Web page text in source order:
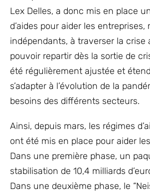
Lex Delles, a donc mis en place
d’aides pour aider les entreprises,
indépendants, à traverser la crise
pouvoir repartir dès la sortie de
été régulièrement ajustée et
s’adapter à l’évolution de la
besoins des différents secteurs.
Ainsi, depuis mars, les régimes
ont été mis en place pour aider
Dans une première phase, un
stabilisation de 10,4 milliards
Dans une deuxième phase, le